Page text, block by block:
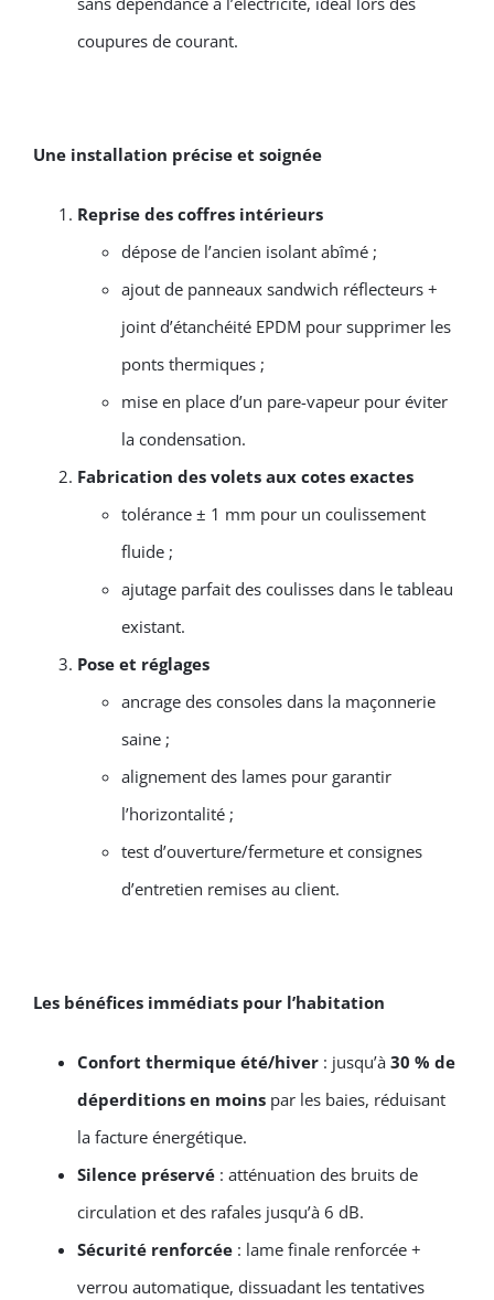
coupures de courant.
Une installation précise et soignée
Reprise des coffres intérieurs
dépose de l’ancien isolant abîmé ;
ajout de panneaux sandwich réflecteurs +
joint d’étanchéité EPDM pour supprimer les
ponts thermiques ;
mise en place d’un pare-vapeur pour éviter
la condensation.
Fabrication des volets aux cotes exactes
tolérance ± 1 mm pour un coulissement
fluide ;
ajutage parfait des coulisses dans le tableau
existant.
Pose et réglages
ancrage des consoles dans la maçonnerie
saine ;
alignement des lames pour garantir
l’horizontalité ;
test d’ouverture/fermeture et consignes
d’entretien remises au client.
Les bénéfices immédiats pour l’habitation
Confort thermique été/hiver : jusqu’à 30 % de
déperditions en moins par les baies, réduisant
la facture énergétique.
Silence préservé : atténuation des bruits de
circulation et des rafales jusqu’à 6 dB.
Sécurité renforcée : lame finale renforcée +
verrou automatique, dissuadant les tentatives